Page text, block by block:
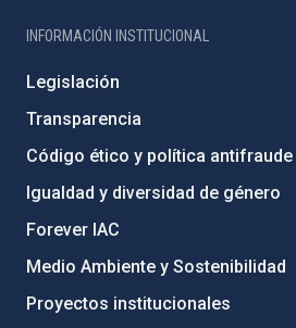
INFORMACIÓN INSTITUCIONAL
Legislación
Transparencia
Código ético y política antifraude
Igualdad y diversidad de género
Forever IAC
Medio Ambiente y Sostenibilidad
Proyectos institucionales